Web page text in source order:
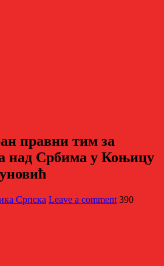
правни тим за
над Србима у Коњицу
Српска Leave a comment 390